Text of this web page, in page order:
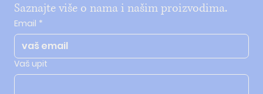
Saznajte više o nama i našim proizvodima.
Email *
Vaš upit